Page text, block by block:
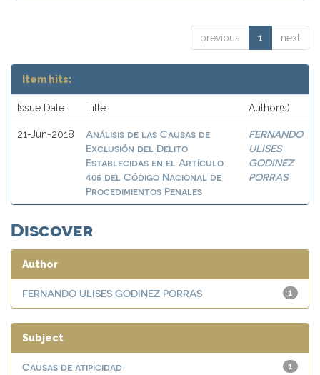
previous 1 next
Item hits:
Issue Date Title Author(s)
21-Jun-2018
Análisis de las Causas de
Exclusión del Delito
Establecidas en el Artículo
405 del Código Nacional de
Procedimientos Penales
FERNANDO
ULISES
GODINEZ
PORRAS
Discover
Author
1
FERNANDO ULISES GODINEZ PORRAS
Subject
1
Causas de atipicidad